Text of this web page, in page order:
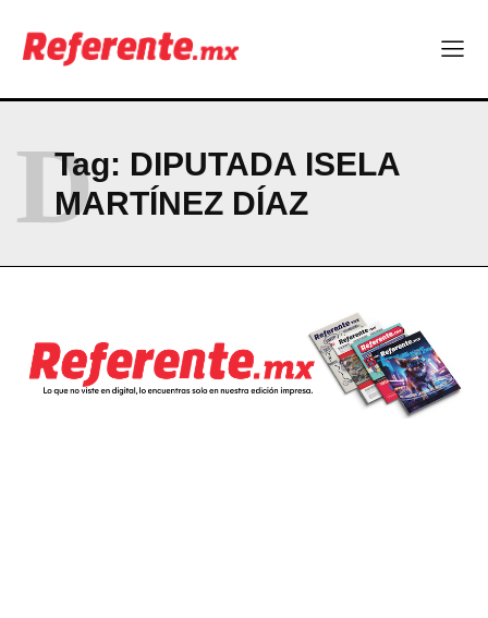
CONTACT
PRIVACY POLICY
Tag: DIPUTADA ISELA
MARTÍNEZ DÍAZ
D